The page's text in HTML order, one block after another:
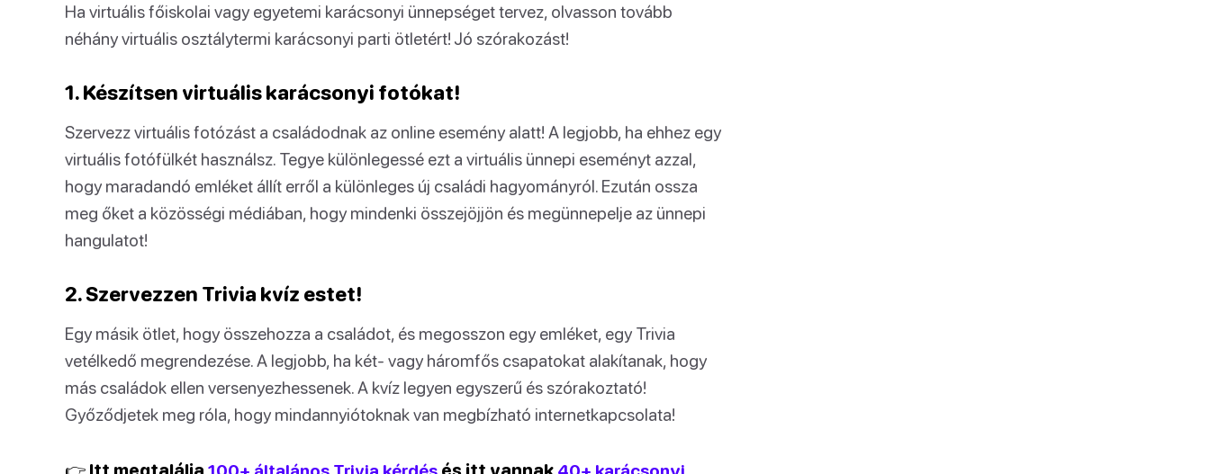
Ha virtuális főiskolai vagy egyetemi karácsonyi ünnepséget tervez, olvasson tovább
néhány virtuális osztálytermi karácsonyi parti ötletért! Jó szórakozást!
1. Készítsen virtuális karácsonyi fotókat!
Szervezz virtuális fotózást a családodnak az online esemény alatt! A legjobb, ha ehhez egy
virtuális fotófülkét használsz. Tegye különlegessé ezt a virtuális ünnepi eseményt azzal,
hogy maradandó emléket állít erről a különleges új családi hagyományról. Ezután ossza
meg őket a közösségi médiában, hogy mindenki összejöjjön és megünnepelje az ünnepi
hangulatot!
2. Szervezzen Trivia kvíz estet!
Egy másik ötlet, hogy összehozza a családot, és megosszon egy emléket, egy Trivia
vetélkedő megrendezése. A legjobb, ha két- vagy háromfős csapatokat alakítanak, hogy
más családok ellen versenyezhessenek. A kvíz legyen egyszerű és szórakoztató!
Győződjetek meg róla, hogy mindannyiótoknak van megbízható internetkapcsolata!